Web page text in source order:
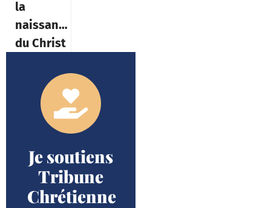
la
naissance
du Christ
Je soutiens
Tribune
Chrétienne